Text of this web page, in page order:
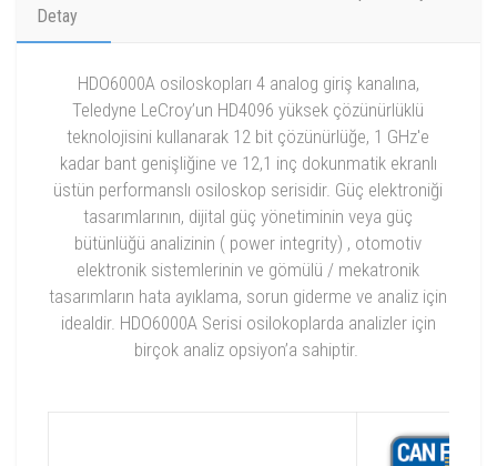
Detay
HDO6000A osiloskopları 4 analog giriş kanalına,
Teledyne LeCroy’un HD4096 yüksek çözünürlüklü
teknolojisini kullanarak 12 bit çözünürlüğe, 1 GHz'e
kadar bant genişliğine ve 12,1 inç dokunmatik ekranlı
üstün performanslı osiloskop serisidir. Güç elektroniği
tasarımlarının, dijital güç yönetiminin veya güç
bütünlüğü analizinin ( power integrity) , otomotiv
elektronik sistemlerinin ve gömülü / mekatronik
tasarımların hata ayıklama, sorun giderme ve analiz için
idealdir. HDO6000A Serisi osilokoplarda analizler için
birçok analiz opsiyon’a sahiptir.